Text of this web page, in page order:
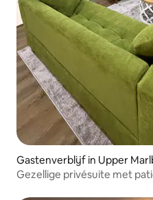
Gastenverblijf in Upper
Gezellige privésuite met